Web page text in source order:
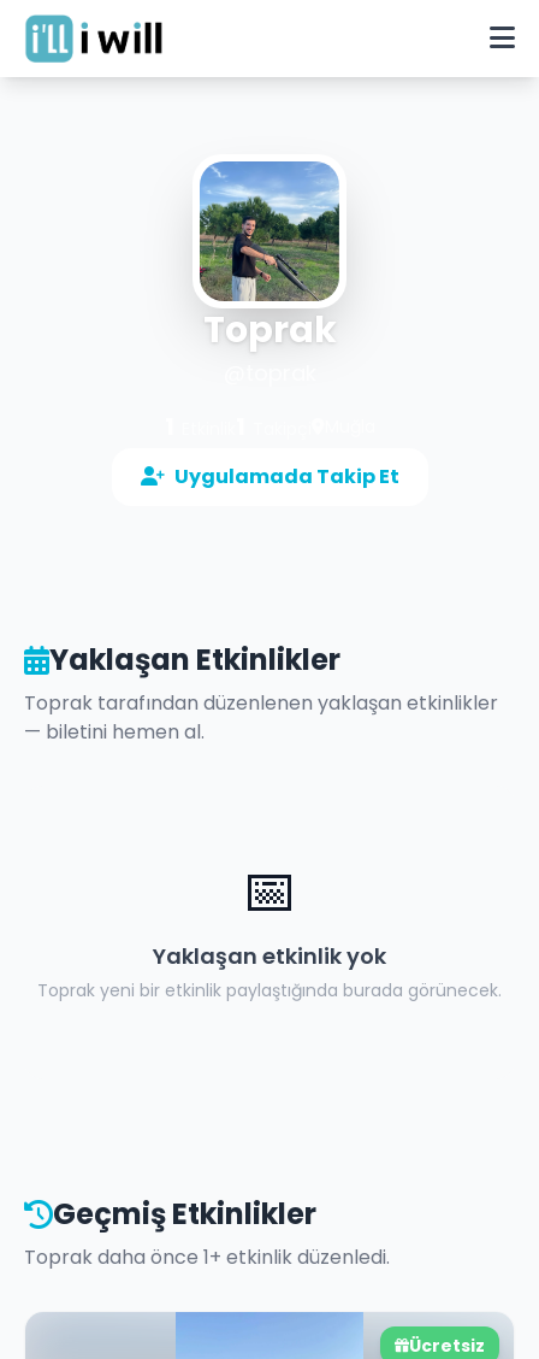
Toprak
Uygulamada Takip Et
Yaklaşan Etkinlikler
Toprak tarafından düzenlenen yaklaşan etkinlikler
— biletini hemen al.
📅
Yaklaşan etkinlik yok
Toprak yeni bir etkinlik paylaştığında burada görünecek.
Geçmiş Etkinlikler
Toprakdaha önce 1+ etkinlik düzenledi.
Ücretsiz